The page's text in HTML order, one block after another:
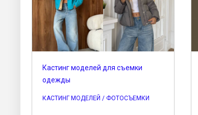
Кастинг моделей для съемки
одежды
КАСТИНГ МОДЕЛЕЙ / ФОТОСЪЕМКИ